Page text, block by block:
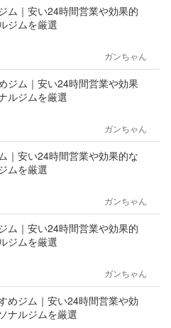
ム｜安い24時間営業や効果的
ジムを厳選
ガンちゃん
ジム｜安い24時間営業や効果
ルジムを厳選
ガンちゃん
｜安い24時間営業や効果的な
ムを厳選
ガンちゃん
ム｜安い24時間営業や効果的
ジムを厳選
ガンちゃん
めジム｜安い24時間営業や効
ナルジムを厳選